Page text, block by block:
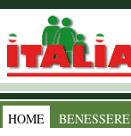
HOME BENESSERE